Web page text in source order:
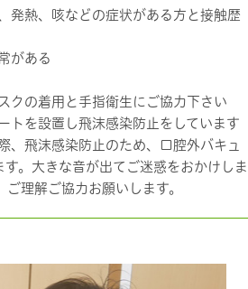
発熱、咳などの症状がある方と接触歴
がある
クの着用と手指衛生にご協力下さい
トを設置し飛沫感染防止をしています
、飛沫感染防止のため、口腔外バキュ
す。大きな音が出てご迷惑をおかけしま
理解ご協力お願いします。